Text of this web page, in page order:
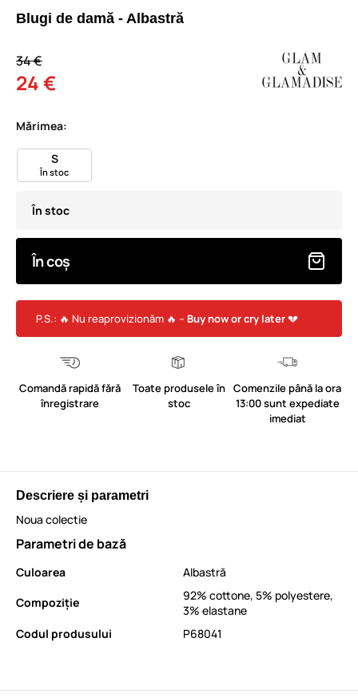
Blugi de damă - Albastră
34 €
24 €
Mărimea:
S
În stoc
În stoc
În coș
P.S.: 🔥 Nu reaprovizionăm 🔥 – Buy now or cry later💔
Comandă rapidă fără
înregistrare
Toate produsele în
stoc
Comenzile până la ora
13:00 sunt expediate
imediat
Descriere și parametri
Noua colectie
Parametri de bază
Culoarea
Albastră
Compoziție
92% cottone, 5% polyestere,
3% elastane
Codul produsului
P68041